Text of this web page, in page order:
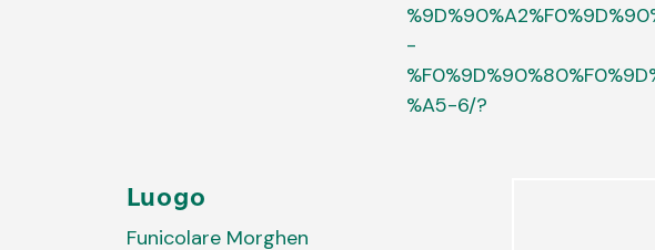
-
%A5-6/?
Luogo
Funicolare Morghen